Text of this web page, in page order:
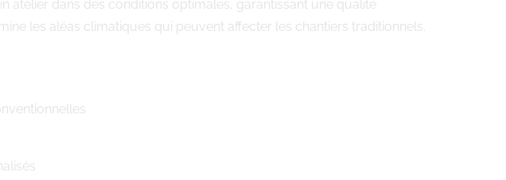
atelier dans des conditions optimales, garantissant une qualité
les aléas climatiques qui peuvent affecter les chantiers traditionnels.